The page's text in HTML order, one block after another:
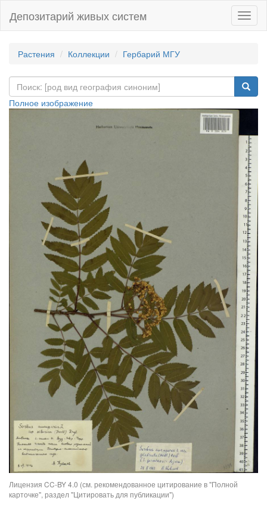
Депозитарий живых систем
Растения Коллекции Гербарий МГУ
Полное изображение
Лицензия CC-BY 4.0 (см. рекомендованное цитирование в "Полной
карточке", раздел "Цитировать для публикации")